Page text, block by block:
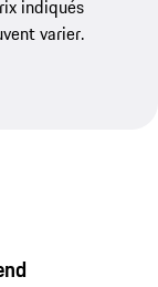
indiqués
varier.